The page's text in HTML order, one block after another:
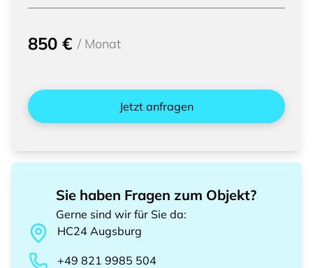
850 € / Monat
Jetzt anfragen
Sie haben Fragen zum Objekt?
Gerne sind wir für Sie da:
HC24 Augsburg
+49 821 9985 504